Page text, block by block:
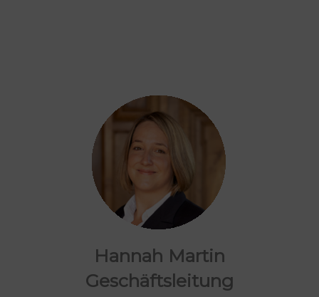
Hannah Martin
Geschäftsleitung